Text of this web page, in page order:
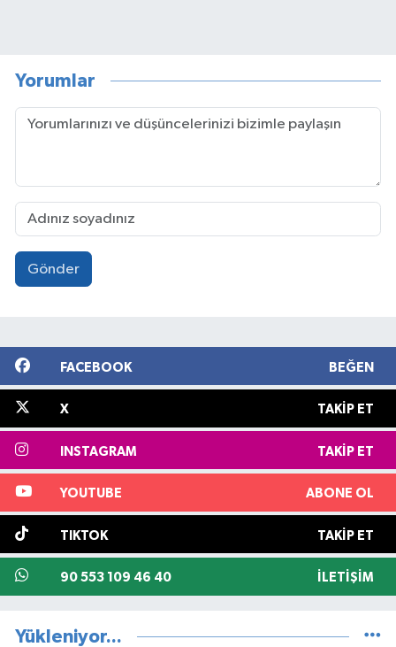
Yorumlar
Gönder
FACEBOOK BEĞEN
X TAKIP ET
INSTAGRAM TAKIP ET
YOUTUBE ABONE OL
TIKTOK TAKIP ET
90 553 109 46 40 İLETIŞIM
Yükleniyor...